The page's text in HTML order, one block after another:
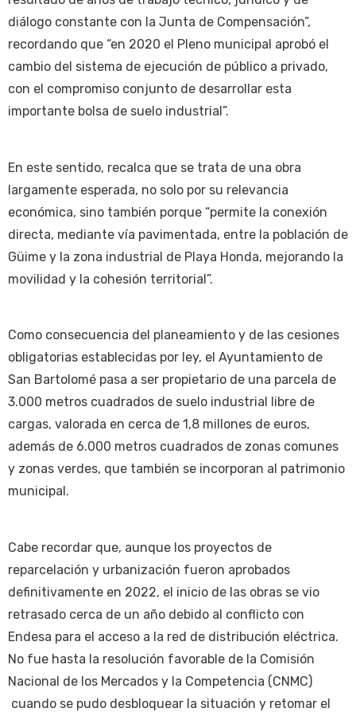
diálogo constante con la Junta de Compensación”,
recordando que “en 2020 el Pleno municipal aprobó el
cambio del sistema de ejecución de público a privado,
con el compromiso conjunto de desarrollar esta
importante bolsa de suelo industrial”.
En este sentido, recalca que se trata de una obra
largamente esperada, no solo por su relevancia
económica, sino también porque “permite la conexión
directa, mediante vía pavimentada, entre la población de
Güime y la zona industrial de Playa Honda, mejorando la
movilidad y la cohesión territorial”.
Como consecuencia del planeamiento y de las cesiones
obligatorias establecidas por ley, el Ayuntamiento de
San Bartolomé pasa a ser propietario de una parcela de
3.000 metros cuadrados de suelo industrial libre de
cargas, valorada en cerca de 1,8 millones de euros,
además de 6.000 metros cuadrados de zonas comunes
y zonas verdes, que también se incorporan al patrimonio
municipal.
Cabe recordar que, aunque los proyectos de
reparcelación y urbanización fueron aprobados
definitivamente en 2022, el inicio de las obras se vio
retrasado cerca de un año debido al conflicto con
Endesa para el acceso a la red de distribución eléctrica.
No fue hasta la resolución favorable de la Comisión
Nacional de los Mercados y la Competencia (CNMC)
cuando se pudo desbloquear la situación y retomar el